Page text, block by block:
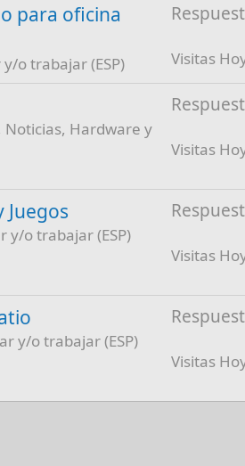
para oficina
o trabajar (ESP) Visitas
Noticias, Hardware y
Visitas
Juegos
y/o trabajar (ESP)
Visitas
y/o trabajar (ESP)
Visitas